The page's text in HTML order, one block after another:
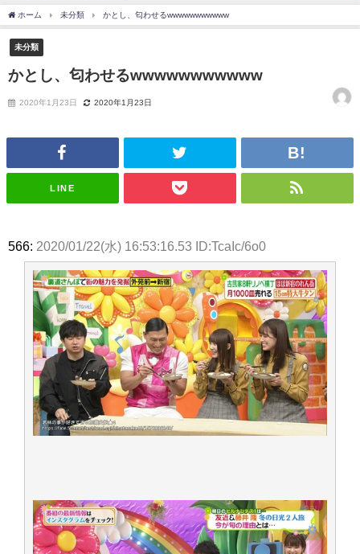
日向坂46まとめのまとめ / 【日向坂46】富田鈴花、次の事務所が決まって
そう！？
ハ！』ミーグリ日程がこちら
乃木坂あんてな ～乃木坂46・欅坂46・日向坂46のニュース・情報・話題
をピックアップ / 日向坂46卒業後初共演！佐々木久美さん、師匠オードリー若
欅坂46/日向坂46まとめのまとめ / 『anan』の表紙の櫻坂46さん、多様性
欅坂46/日向坂46まとめのまとめ / 日向坂46より重大発表！！！！
日向坂46まとめのまとめ / 【朗報】増田三莉音さんの生足
wwwwwwwwwwww
日向坂46まとめのまとめ / 筒井あやめ、アレをチラリ。こういう偶然の方
日向坂46まとめのまとめ / 【日向坂46】五期生着ぐるみ生写真も！ 富田鈴
日向坂46まとめのまとめ / これから彼氏と行為する直前の賀喜遥香、やば
アイドル – ぷぅアンテナ / 「乃木坂46ののぎおび⊿」北野日奈子が生配
信！【2022.3.22 17:15〜 SHOWROOM】
アイドル – ぷぅアンテナ / 2022年3月22日（火）のメディア情報
アイドル – ぷぅアンテナ / 【乃木坂46】井上和の『なぎおはぎ』って こん
ぺいとう×いちごみるく×マヨラー星人 と同じと考えてよろしいですか？
アイドル – ぷぅアンテナ / 【乃木坂46】日村勇紀 gif職人が切り抜いた名シ
ーン.gif
ふぇどみ！ / 【悲報】呪術廻戦、視聴率5.1%
ふぇどみ！ / 【画像】スポ－ツキャスターお姉さん・ハメまくりだったｗｗ
ホーム 未分類 かとし、匂わせるwwwwwwwwwww
未分類
かとし、匂わせるwwwwwwwwwww
2020年1月23日 2020年1月23日
LINE
566: 2020/01/22(水) 16:53:16.53 ID:TcaIc/6o0